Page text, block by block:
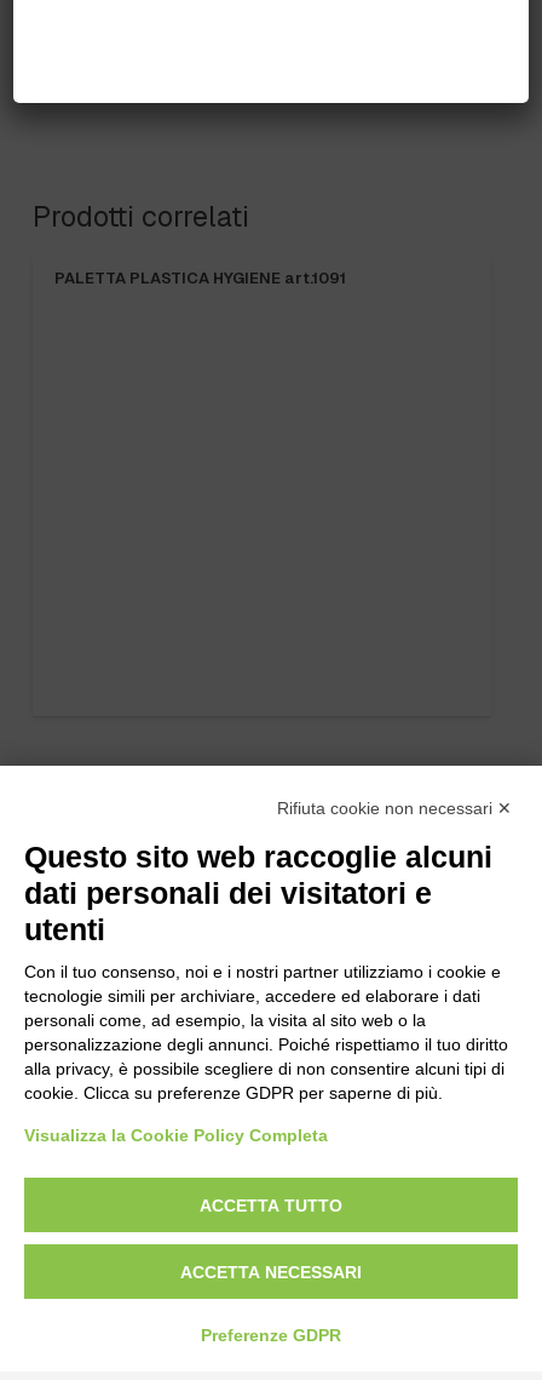
Prodotti correlati
PALETTA PLASTICA HYGIENE art.1091
Strada Statale 231 Alba-Bra
Borgo San Martino 44, 12060 Pocapaglia CN
Fax: 0172-487399
Rifiuta cookie non necessari ✕
Questo sito web raccoglie alcuni
dati personali dei visitatori e
utenti
Con il tuo consenso, noi e i nostri partner utilizziamo i cookie e
tecnologie simili per archiviare, accedere ed elaborare i dati
personali come, ad esempio, la visita al sito web o la
personalizzazione degli annunci. Poiché rispettiamo il tuo diritto
alla privacy, è possibile scegliere di non consentire alcuni tipi di
cookie. Clicca su preferenze GDPR per saperne di più.
Visualizza la Cookie Policy Completa
ACCETTA TUTTO
ACCETTA NECESSARI
Preferenze GDPR